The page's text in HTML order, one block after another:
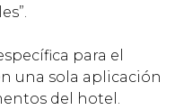
para el
una sola aplicación
del hotel.